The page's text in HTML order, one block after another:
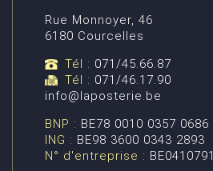
Rue Monnoyer, 46
6180 Courcelles
Tél : 071/45.66.87
Tél : 071/46.17.90
info@laposterie.be
BNP : BE78 0010 0357 0686
ING : BE98 3600 0343 2893
N° d'entreprise :